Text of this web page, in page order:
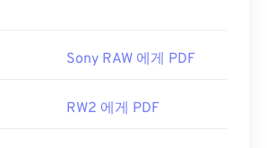
Sony RAW 에게 PDF
RW2 에게 PDF